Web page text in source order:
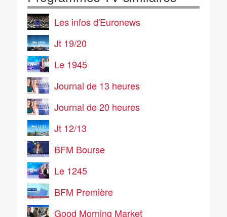
Les infos d'Euronews
Jt 19/20
Le 1945
Journal de 13 heures
Journal de 20 heures
Jt 12/13
BFM Bourse
Le 1245
BFM Première
Good Morning Market